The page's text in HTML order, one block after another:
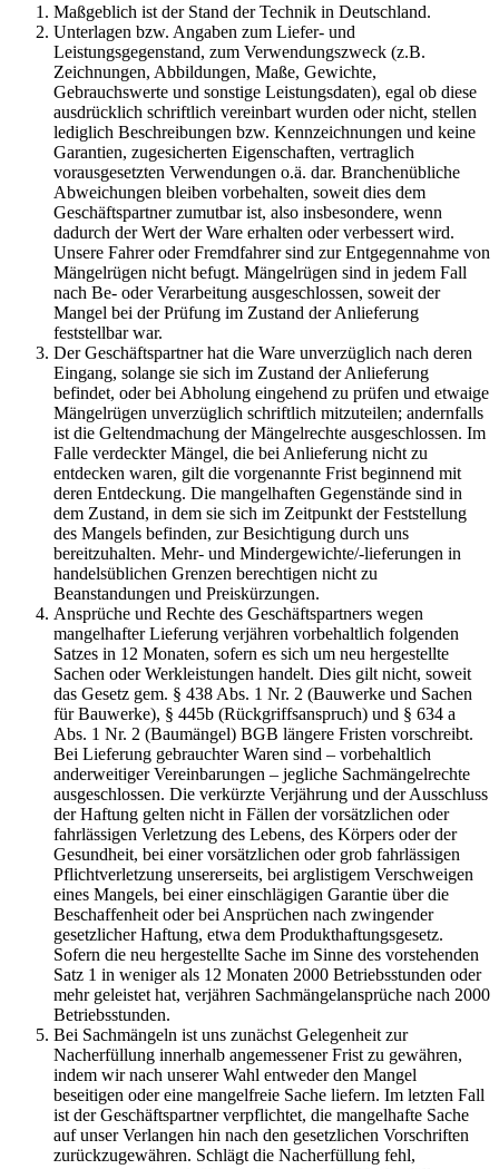
Maßgeblich ist der Stand der Technik in Deutschland.
Unterlagen bzw. Angaben zum Liefer- und
Leistungsgegenstand, zum Verwendungszweck (z.B.
Zeichnungen, Abbildungen, Maße, Gewichte,
Gebrauchswerte und sonstige Leistungsdaten), egal ob diese
ausdrücklich schriftlich vereinbart wurden oder nicht, stellen
lediglich Beschreibungen bzw. Kennzeichnungen und keine
Garantien, zugesicherten Eigenschaften, vertraglich
vorausgesetzten Verwendungen o.ä. dar. Branchenübliche
Abweichungen bleiben vorbehalten, soweit dies dem
Geschäftspartner zumutbar ist, also insbesondere, wenn
dadurch der Wert der Ware erhalten oder verbessert wird.
Unsere Fahrer oder Fremdfahrer sind zur Entgegennahme von
Mängelrügen nicht befugt. Mängelrügen sind in jedem Fall
nach Be- oder Verarbeitung ausgeschlossen, soweit der
Mangel bei der Prüfung im Zustand der Anlieferung
feststellbar war.
Der Geschäftspartner hat die Ware unverzüglich nach deren
Eingang, solange sie sich im Zustand der Anlieferung
befindet, oder bei Abholung eingehend zu prüfen und etwaige
Mängelrügen unverzüglich schriftlich mitzuteilen; andernfalls
ist die Geltendmachung der Mängelrechte ausgeschlossen. Im
Falle verdeckter Mängel, die bei Anlieferung nicht zu
entdecken waren, gilt die vorgenannte Frist beginnend mit
deren Entdeckung. Die mangelhaften Gegenstände sind in
dem Zustand, in dem sie sich im Zeitpunkt der Feststellung
des Mangels befinden, zur Besichtigung durch uns
bereitzuhalten. Mehr- und Mindergewichte/-lieferungen in
handelsüblichen Grenzen berechtigen nicht zu
Beanstandungen und Preiskürzungen.
Ansprüche und Rechte des Geschäftspartners wegen
mangelhafter Lieferung verjähren vorbehaltlich folgenden
Satzes in 12 Monaten, sofern es sich um neu hergestellte
Sachen oder Werkleistungen handelt. Dies gilt nicht, soweit
das Gesetz gem. § 438 Abs. 1 Nr. 2 (Bauwerke und Sachen
für Bauwerke), § 445b (Rückgriffsanspruch) und § 634 a
Abs. 1 Nr. 2 (Baumängel) BGB längere Fristen vorschreibt.
Bei Lieferung gebrauchter Waren sind – vorbehaltlich
anderweitiger Vereinbarungen – jegliche Sachmängelrechte
ausgeschlossen. Die verkürzte Verjährung und der Ausschluss
der Haftung gelten nicht in Fällen der vorsätzlichen oder
fahrlässigen Verletzung des Lebens, des Körpers oder der
Gesundheit, bei einer vorsätzlichen oder grob fahrlässigen
Pflichtverletzung unsererseits, bei arglistigem Verschweigen
eines Mangels, bei einer einschlägigen Garantie über die
Beschaffenheit oder bei Ansprüchen nach zwingender
gesetzlicher Haftung, etwa dem Produkthaftungsgesetz.
Sofern die neu hergestellte Sache im Sinne des vorstehenden
Satz 1 in weniger als 12 Monaten 2000 Betriebsstunden oder
mehr geleistet hat, verjähren Sachmängelansprüche nach 2000
Betriebsstunden.
Bei Sachmängeln ist uns zunächst Gelegenheit zur
Nacherfüllung innerhalb angemessener Frist zu gewähren,
indem wir nach unserer Wahl entweder den Mangel
beseitigen oder eine mangelfreie Sache liefern. Im letzten Fall
ist der Geschäftspartner verpflichtet, die mangelhafte Sache
auf unser Verlangen hin nach den gesetzlichen Vorschriften
zurückzugewähren. Schlägt die Nacherfüllung fehl,